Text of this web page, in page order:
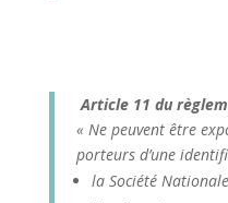
Article 11 du
« Ne peuvent être
porteurs d’une
la Société